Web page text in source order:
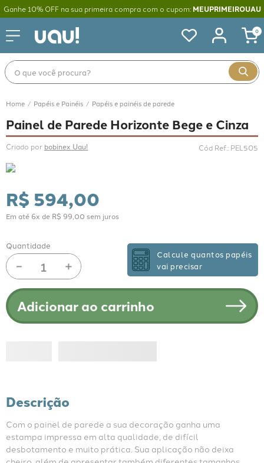
Ganhe 10% OFF na sua primeira compra com o cupom: MEUPRIMEIROUAU
0
O que você procura?
Papéis e Painéis Papéis e painéis de parede
Painel de Parede Horizonte Bege e Cinza
Criado por bobinex Uau! Cód Ref.: PEL505
R$ 594,00
Em até 6x de R$ 99 00 sem juros
Quantidade
＋
－
Calcule quantos papéis
vai precisar
Adicionar ao carrinho
Descrição
Com o painel de parede a sua decoração ganha uma
estampa impressa em alta qualidade, de difícil
desbotamento e muito prática. Sua aplicação não deixa